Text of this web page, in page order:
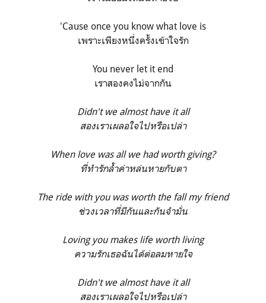
'Cause once you know what love is
เพราะเพียงหนึ่งครั้งเข้าใจรัก
You never let it end
เราสองคงไม่จากกัน
Didn't we almost have it all
สองเราเผลอใจไปหรือเปล่า
When love was all we had worth giving?
ที่ทำรักล้ำค่าหล่นหายกับตา
The ride with you was worth the fall my friend
ช่วงเวลาที่มีกันและกันจำมั่น
Loving you makes life worth living
ความรักเธอฉันได้ต่อลมหายใจ
Didn't we almost have it all
สองเราเผลอใจไปหรือเปล่า